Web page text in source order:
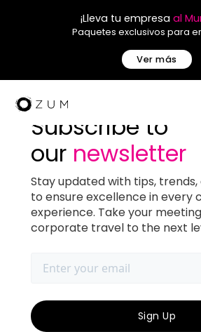
¡Lleva tu empresa al
Paquetes exclusivos para
Ver más
Subscribe to
our newsletter
Stay updated with tips, trends,
to ensure excellence in every
experience. Take your
corporate travel to the next
Cómo planificar
de incentivos
equipo (paso